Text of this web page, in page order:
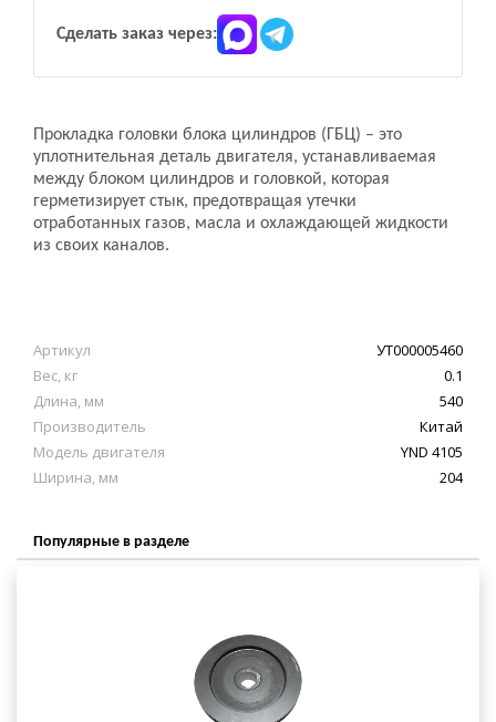
Сделать заказ через:
Прокладка головки блока цилиндров (ГБЦ) – это
уплотнительная деталь двигателя, устанавливаемая
между блоком цилиндров и головкой, которая
герметизирует стык, предотвращая утечки
отработанных газов, масла и охлаждающей жидкости
из своих каналов.
Артикул
УТ000005460
Вес, кг
0.1
Длина, мм
540
Производитель
Китай
Модель двигателя
YND 4105
Ширина, мм
204
Популярные в разделе